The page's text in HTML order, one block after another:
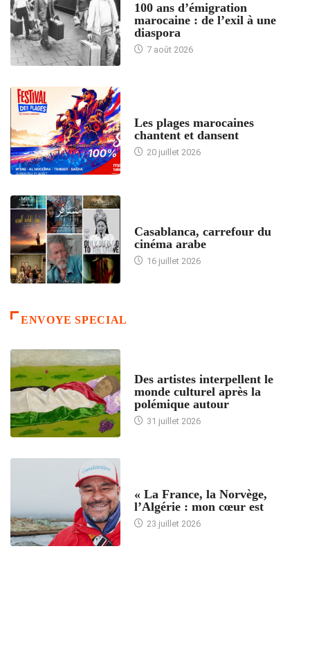
100 ans d’émigration
marocaine : de l’exil à une
diaspora
7 août 2026
Les plages marocaines
chantent et dansent
20 juillet 2026
Casablanca, carrefour du
cinéma arabe
16 juillet 2026
ENVOYE SPECIAL
Des artistes interpellent le
monde culturel après la
polémique autour
31 juillet 2026
« La France, la Norvège,
l’Algérie : mon cœur est
23 juillet 2026